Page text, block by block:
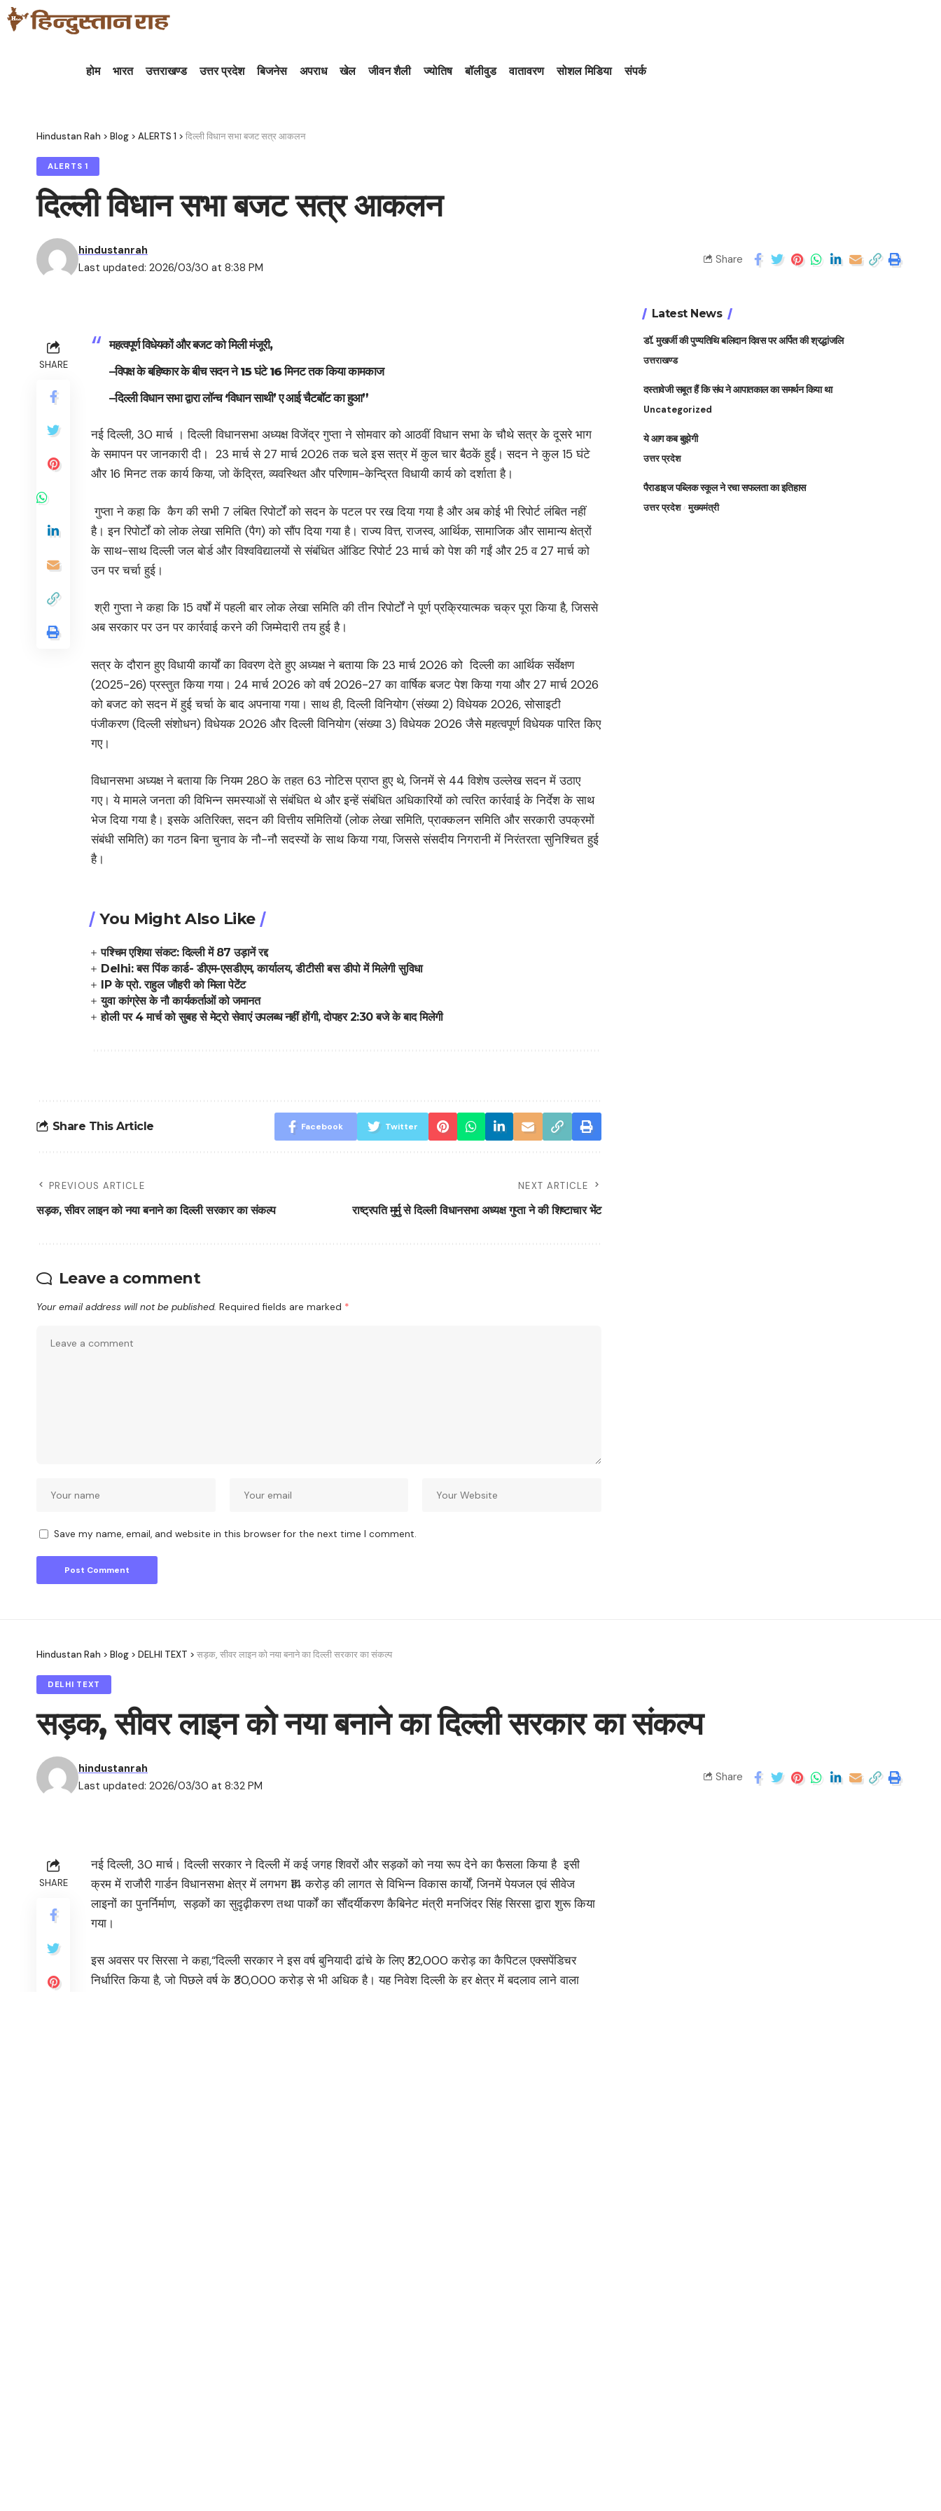
होम भारत उत्तराखण्ड उत्तर प्रदेश बिजनेस अपराध खेल जीवन शैली ज्योतिष बॉलीवुड वातावरण सोशल मिडिया संपर्क
Hindustan Rah > Blog > ALERTS 1 > दिल्ली विधान सभा बजट सत्र आकलन
ALERTS 1
दिल्ली विधान सभा बजट सत्र आकलन
Last updated: 2026/03/30 at 8:38 PM
hindustanrah
Share
SHARE
महत्वपूर्ण विधेयकों और बजट को मिली मंजूरी,
–विपक्ष के बहिष्कार के बीच सदन ने 15 घंटे 16 मिनट तक किया कामकाज
–दिल्ली विधान सभा द्वारा लॉन्च ‘विधान साथी’ ए आई चैटबॉट का हुआ”
नई दिल्ली, 30 मार्च । दिल्ली विधानसभा अध्यक्ष विजेंद्र गुप्ता ने सोमवार को आठवीं विधान सभा के चौथे सत्र के दूसरे भाग
के समापन पर जानकारी दी। 23 मार्च से 27 मार्च 2026 तक चले इस सत्र में कुल चार बैठकें हुईं। सदन ने कुल 15 घंटे
और 16 मिनट तक कार्य किया, जो केंद्रित, व्यवस्थित और परिणाम-केन्द्रित विधायी कार्य को दर्शाता है।
गुप्ता ने कहा कि कैग की सभी 7 लंबित रिपोर्टों को सदन के पटल पर रख दिया गया है और अब कोई भी रिपोर्ट लंबित नहीं
है। इन रिपोर्टों को लोक लेखा समिति (पैग) को सौंप दिया गया है। राज्य वित्त, राजस्व, आर्थिक, सामाजिक और सामान्य क्षेत्रों
के साथ-साथ दिल्ली जल बोर्ड और विश्वविद्यालयों से संबंधित ऑडिट रिपोर्ट 23 मार्च को पेश की गईं और 25 व 27 मार्च को
उन पर चर्चा हुई।
श्री गुप्ता ने कहा कि 15 वर्षों में पहली बार लोक लेखा समिति की तीन रिपोर्टों ने पूर्ण प्रक्रियात्मक चक्र पूरा किया है, जिससे
अब सरकार पर उन पर कार्रवाई करने की जिम्मेदारी तय हुई है।
सत्र के दौरान हुए विधायी कार्यों का विवरण देते हुए अध्यक्ष ने बताया कि 23 मार्च 2026 को दिल्ली का आर्थिक सर्वेक्षण
(2025-26) प्रस्तुत किया गया। 24 मार्च 2026 को वर्ष 2026-27 का वार्षिक बजट पेश किया गया और 27 मार्च 2026
को बजट को सदन में हुई चर्चा के बाद अपनाया गया। साथ ही, दिल्ली विनियोग (संख्या 2) विधेयक 2026, सोसाइटी
पंजीकरण (दिल्ली संशोधन) विधेयक 2026 और दिल्ली विनियोग (संख्या 3) विधेयक 2026 जैसे महत्वपूर्ण विधेयक पारित किए
गए।
विधानसभा अध्यक्ष ने बताया कि नियम 280 के तहत 63 नोटिस प्राप्त हुए थे, जिनमें से 44 विशेष उल्लेख सदन में उठाए
गए। ये मामले जनता की विभिन्न समस्याओं से संबंधित थे और इन्हें संबंधित अधिकारियों को त्वरित कार्रवाई के निर्देश के साथ
भेज दिया गया है। इसके अतिरिक्त, सदन की वित्तीय समितियों (लोक लेखा समिति, प्राक्कलन समिति और सरकारी उपक्रमों
संबंधी समिति) का गठन बिना चुनाव के नौ-नौ सदस्यों के साथ किया गया, जिससे संसदीय निगरानी में निरंतरता सुनिश्चित हुई
है।
You Might Also Like
पश्चिम एशिया संकट: दिल्ली में 87 उड़ानें रद्द
Delhi: बस पिंक कार्ड- डीएम-एसडीएम, कार्यालय, डीटीसी बस डीपो में मिलेगी सुविधा
IP के प्रो. राहुल जौहरी को मिला पेटेंट
युवा कांग्रेस के नौ कार्यकर्ताओं को जमानत
होली पर 4 मार्च को सुबह से मेट्रो सेवाएं उपलब्ध नहीं होंगी, दोपहर 2:30 बजे के बाद मिलेगी
Share This Article Facebook Twitter
PREVIOUS ARTICLE
सड़क, सीवर लाइन को नया बनाने का दिल्ली सरकार का संकल्प
NEXT ARTICLE
राष्ट्रपति मुर्मु से दिल्ली विधानसभा अध्यक्ष गुप्ता ने की शिष्टाचार भेंट
Leave a comment
Your email address will not be published. Required fields are marked *
Save my name, email, and website in this browser for the next time I comment.
Latest News
डॉ. मुखर्जी की पुण्यतिथि बलिदान दिवस पर अर्पित की श्रद्धांजलि
उत्तराखण्ड
दस्तावेजी सबूत हैं कि संघ ने आपातकाल का समर्थन किया था
Uncategorized
ये आग कब बुझेगी
उत्तर प्रदेश
पैराडाइज पब्लिक स्कूल ने रचा सफलता का इतिहास
उत्तर प्रदेश मुख्यमंत्री
Hindustan Rah > Blog > DELHI TEXT > सड़क, सीवर लाइन को नया बनाने का दिल्ली सरकार का संकल्प
DELHI TEXT
सड़क, सीवर लाइन को नया बनाने का दिल्ली सरकार का संकल्प
Last updated: 2026/03/30 at 8:32 PM
hindustanrah
Share
SHARE
नई दिल्ली, 30 मार्च। दिल्ली सरकार ने दिल्ली में कई जगह शिवरों और सड़कों को नया रूप देने का फैसला किया है इसी
क्रम में राजौरी गार्डन विधानसभा क्षेत्र में लगभग ₹14 करोड़ की लागत से विभिन्न विकास कार्यों, जिनमें पेयजल एवं सीवेज
लाइनों का पुनर्निर्माण, सड़कों का सुदृढ़ीकरण तथा पार्कों का सौंदर्यीकरण कैबिनेट मंत्री मनजिंदर सिंह सिरसा द्वारा शुरू किया
गया।
इस अवसर पर सिरसा ने कहा,“दिल्ली सरकार ने इस वर्ष बुनियादी ढांचे के लिए ₹32,000 करोड़ का कैपिटल एक्सपेंडिचर
निर्धारित किया है, जो पिछले वर्ष के ₹30,000 करोड़ से भी अधिक है। यह निवेश दिल्ली के हर क्षेत्र में बदलाव लाने वाला